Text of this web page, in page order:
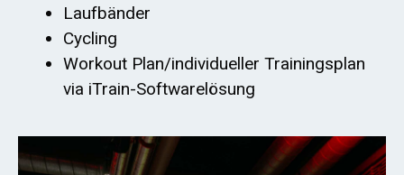
Laufbänder
Cycling
Workout Plan/individueller Trainingsplan
via iTrain-Softwarelösung